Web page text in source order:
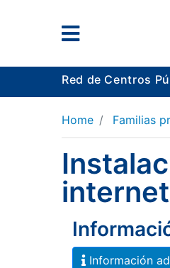
Red de Centros
Home Familias
Información